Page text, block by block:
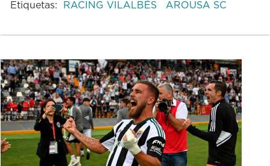
Etiquetas: RACING VILALBÉS AROUSA SC